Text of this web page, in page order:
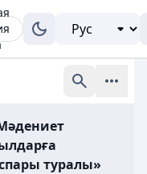
туралы»